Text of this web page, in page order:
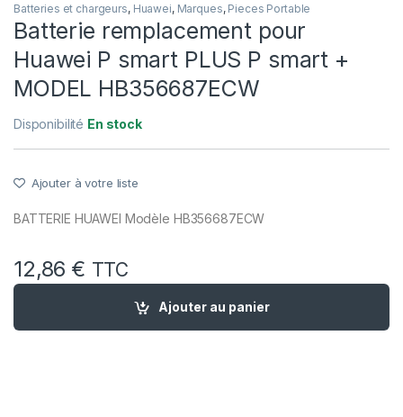
Batteries et chargeurs, Huawei, Marques, Pieces Portable
Batterie remplacement pour
Huawei P smart PLUS P smart +
MODEL HB356687ECW
Disponibilité En stock
Ajouter à votre liste
BATTERIE HUAWEI Modèle HB356687ECW
12,86 € TTC
quantité de Batterie remplacement pour Huawei P smart
Ajouter au panier